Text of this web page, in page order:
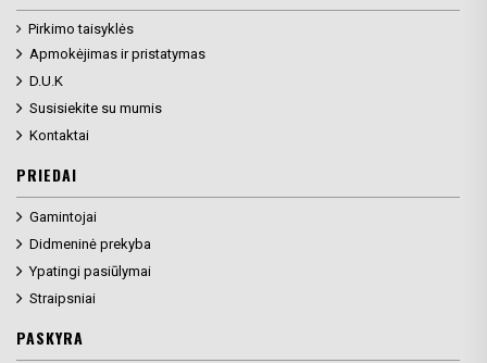
Pirkimo taisyklės
Apmokėjimas ir pristatymas
D.U.K
Susisiekite su mumis
Kontaktai
PRIEDAI
Gamintojai
Didmeninė prekyba
Ypatingi pasiūlymai
Straipsniai
PASKYRA